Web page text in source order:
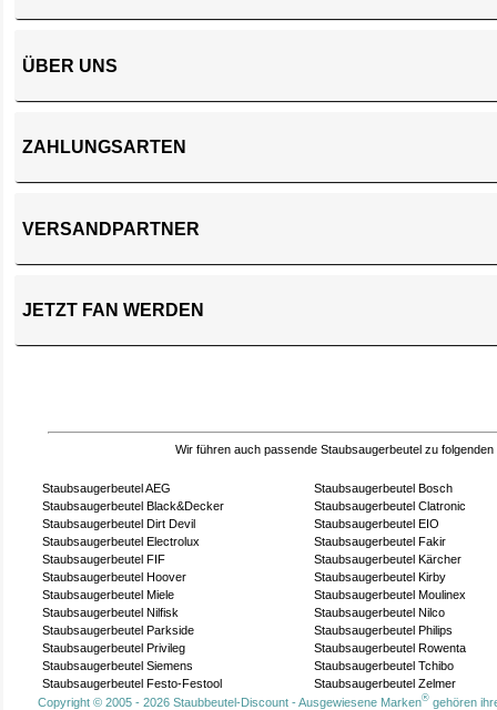
ÜBER UNS
ZAHLUNGSARTEN
VERSANDPARTNER
JETZT FAN WERDEN
Wir führen auch passende Staubsaugerbeutel zu folgenden
Staubsaugerbeutel AEG
Staubsaugerbeutel Bosch
Staubsaugerbeutel Black&Decker
Staubsaugerbeutel Clatronic
Staubsaugerbeutel Dirt Devil
Staubsaugerbeutel EIO
Staubsaugerbeutel Electrolux
Staubsaugerbeutel Fakir
Staubsaugerbeutel FIF
Staubsaugerbeutel Kärcher
Staubsaugerbeutel Hoover
Staubsaugerbeutel Kirby
Staubsaugerbeutel Miele
Staubsaugerbeutel Moulinex
Staubsaugerbeutel Nilfisk
Staubsaugerbeutel Nilco
Staubsaugerbeutel Parkside
Staubsaugerbeutel Philips
Staubsaugerbeutel Privileg
Staubsaugerbeutel Rowenta
Staubsaugerbeutel Siemens
Staubsaugerbeutel Tchibo
Staubsaugerbeutel Festo-Festool
Staubsaugerbeutel Zelmer
Copyright © 2005 - 2026 Staubbeutel-Discount - Ausgewiesene Marken®gehören